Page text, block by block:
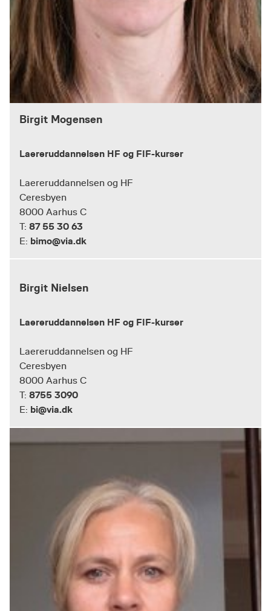
Birgit Mogensen
Laereruddannelsen HF og FIF-kurser
Laereruddannelsen og HF
Ceresbyen
8000 Aarhus C
T: 87 55 30 63
E: bimo@via.dk
Birgit Nielsen
Laereruddannelsen HF og FIF-kurser
Laereruddannelsen og HF
Ceresbyen
8000 Aarhus C
T: 8755 3090
E: bi@via.dk